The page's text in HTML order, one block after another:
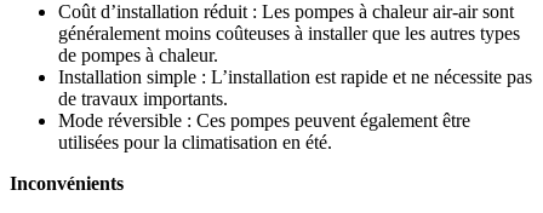
Coût d’installation réduit : Les pompes à chaleur air-air sont
généralement moins coûteuses à installer que les autres types
de pompes à chaleur.
Installation simple : L’installation est rapide et ne nécessite pas
de travaux importants.
Mode réversible : Ces pompes peuvent également être
utilisées pour la climatisation en été.
Inconvénients